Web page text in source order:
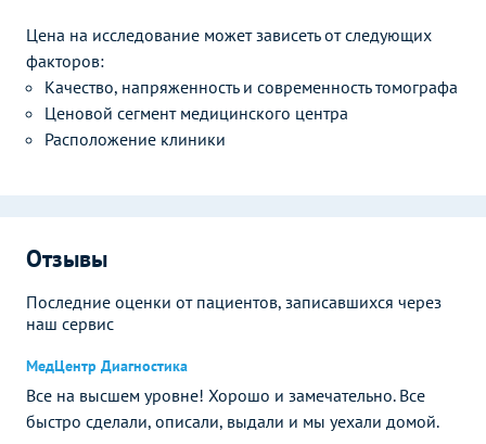
Цена на исследование может зависеть от следующих
факторов:
Качество, напряженность и современность томографа
Ценовой сегмент медицинского центра
Расположение клиники
Отзывы
Последние оценки от пациентов, записавшихся через
наш сервис
МедЦентр Диагностика
Все на высшем уровне! Хорошо и замечательно. Все
быстро сделали, описали, выдали и мы уехали домой.